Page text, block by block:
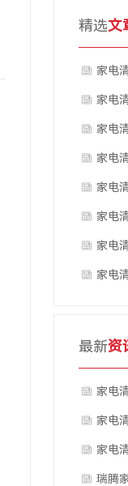
精选文
家电
家电
家电
家电
家电
家电
家电
家电
最新资
家电
家电
家电
瑞腾